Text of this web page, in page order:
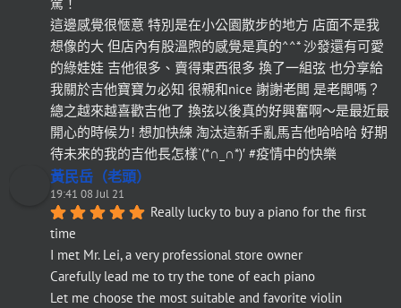
這邊感覺很愜意 特別是在小公園散步的地方 店面不是我
想像的大 但店內有股溫煦的感覺是真的^^* 沙發還有可愛
的綠娃娃 吉他很多、賣得東西很多 換了一組弦 也分享給
我關於吉他寶寶ㄉ必知 很親和nice 謝謝老闆 是老闆嗎？
總之越來越喜歡吉他了 換弦以後真的好興奮啊～是最近最
開心的時候ㄌ! 想加快練 淘汰這新手亂馬吉他哈哈哈 好期
待未來的我的吉他長怎樣`(*∩_∩*)′ #疫情中的快樂
黃民岳（老頭）
19:41 08 Jul 21
Really lucky to buy a piano for the first
time
I met Mr. Lei, a very professional store owner
Carefully lead me to try the tone of each piano
Let me choose the most suitable and favorite violin